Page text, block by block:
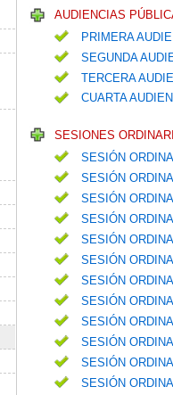
AUDIENCIAS
PRIMERA
SEGUNDA
TERCERA
CUARTA
SESIONES
SESIÓN
SESIÓN
SESIÓN
SESIÓN
SESIÓN
SESIÓN
SESIÓN
SESIÓN
SESIÓN
SESIÓN
SESIÓN
SESIÓN